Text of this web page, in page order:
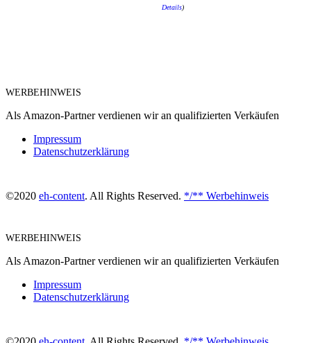
Details)
WERBEHINWEIS
Als Amazon-Partner verdienen wir an qualifizierten Verkäufen
Impressum
Datenschutzerklärung
©2020 eh-content. All Rights Reserved. */** Werbehinweis
WERBEHINWEIS
Als Amazon-Partner verdienen wir an qualifizierten Verkäufen
Impressum
Datenschutzerklärung